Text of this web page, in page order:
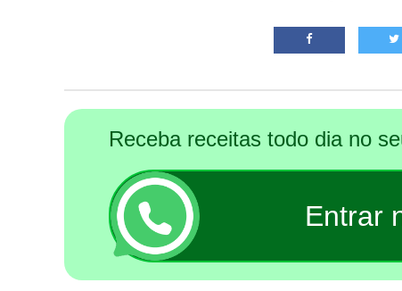
Receba receitas todo dia no
Entrar